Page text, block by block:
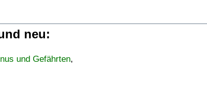
neu:
und Gefährten,